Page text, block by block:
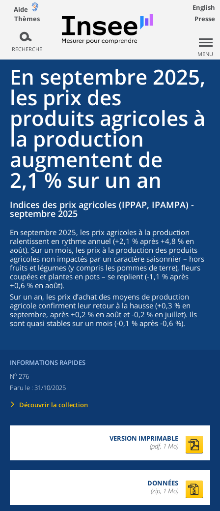
Aide
Thèmes
RECHERCHE
English
Presse
MENU
En septembre 2025,
les prix des
produits agricoles à
la production
augmentent de
2,1 % sur un an
Indices des prix agricoles (IPPAP, IPAMPA) -
septembre 2025
En septembre 2025, les prix agricoles à la production
ralentissent en rythme annuel (+2,1 % après +4,8 % en
août). Sur un mois, les prix à la production des produits
agricoles non impactés par un caractère saisonnier – hors
fruits et légumes (y compris les pommes de terre), fleurs
coupées et plantes en pots – se replient (‑1,1 % après
+0,6 % en août).
Sur un an, les prix d’achat des moyens de production
agricole confirment leur retour à la hausse (+0,3 % en
septembre, après +0,2 % en août et ‑0,2 % en juillet). Ils
sont quasi stables sur un mois (‑0,1 % après ‑0,6 %).
INFORMATIONS RAPIDES
No 276
Paru le : 31/10/2025
Découvrir la collection
VERSION IMPRIMABLE
(pdf, 1 Mo)
DONNÉES
(zip, 1 Mo)